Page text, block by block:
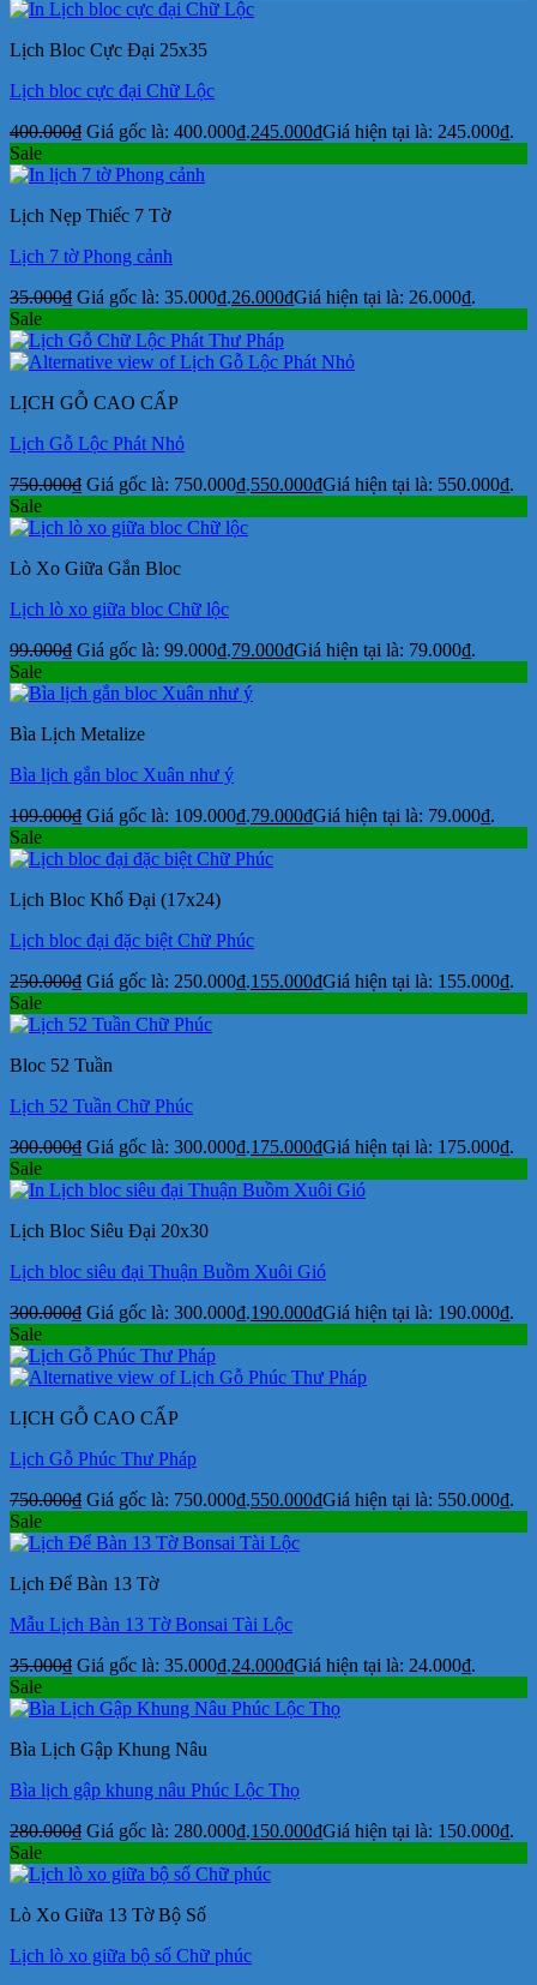
Lịch Bloc Cực Đại 25x35
Lịch bloc cực đại Chữ Lộc
400.000₫ Giá gốc là: 400.000₫.245.000₫Giá hiện tại là: 245.000₫.
Sale
Lịch Nẹp Thiếc 7 Tờ
Lịch 7 tờ Phong cảnh
35.000₫ Giá gốc là: 35.000₫.26.000₫Giá hiện tại là: 26.000₫.
Sale
LỊCH GỖ CAO CẤP
Lịch Gỗ Lộc Phát Nhỏ
750.000₫ Giá gốc là: 750.000₫.550.000₫Giá hiện tại là: 550.000₫.
Sale
Lò Xo Giữa Gắn Bloc
Lịch lò xo giữa bloc Chữ lộc
99.000₫ Giá gốc là: 99.000₫.79.000₫Giá hiện tại là: 79.000₫.
Sale
Bìa Lịch Metalize
Bìa lịch gắn bloc Xuân như ý
109.000₫ Giá gốc là: 109.000₫.79.000₫Giá hiện tại là: 79.000₫.
Sale
Lịch Bloc Khổ Đại (17x24)
Lịch bloc đại đặc biệt Chữ Phúc
250.000₫ Giá gốc là: 250.000₫.155.000₫Giá hiện tại là: 155.000₫.
Sale
Bloc 52 Tuần
Lịch 52 Tuần Chữ Phúc
300.000₫ Giá gốc là: 300.000₫.175.000₫Giá hiện tại là: 175.000₫.
Sale
Lịch Bloc Siêu Đại 20x30
Lịch bloc siêu đại Thuận Buồm Xuôi Gió
300.000₫ Giá gốc là: 300.000₫.190.000₫Giá hiện tại là: 190.000₫.
Sale
LỊCH GỖ CAO CẤP
Lịch Gỗ Phúc Thư Pháp
750.000₫ Giá gốc là: 750.000₫.550.000₫Giá hiện tại là: 550.000₫.
Sale
Lịch Để Bàn 13 Tờ
Mẫu Lịch Bàn 13 Tờ Bonsai Tài Lộc
35.000₫ Giá gốc là: 35.000₫.24.000₫Giá hiện tại là: 24.000₫.
Sale
Bìa Lịch Gập Khung Nâu
Bìa lịch gập khung nâu Phúc Lộc Thọ
280.000₫ Giá gốc là: 280.000₫.150.000₫Giá hiện tại là: 150.000₫.
Sale
Lò Xo Giữa 13 Tờ Bộ Số
Lịch lò xo giữa bộ số Chữ phúc